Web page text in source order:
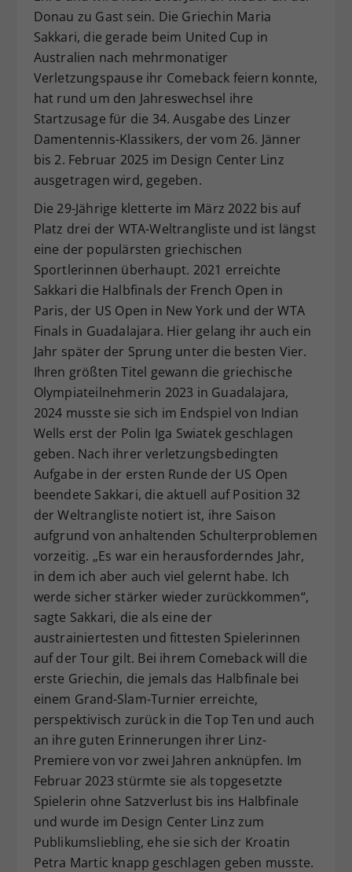
Donau zu Gast sein. Die Griechin Maria
Sakkari, die gerade beim United Cup in
Australien nach mehrmonatiger
Verletzungspause ihr Comeback feiern konnte,
hat rund um den Jahreswechsel ihre
Startzusage für die 34. Ausgabe des Linzer
Damentennis-Klassikers, der vom 26. Jänner
bis 2. Februar 2025 im Design Center Linz
ausgetragen wird, gegeben.
Die 29-Jährige kletterte im März 2022 bis auf
Platz drei der WTA-Weltrangliste und ist längst
eine der populärsten griechischen
Sportlerinnen überhaupt. 2021 erreichte
Sakkari die Halbfinals der French Open in
Paris, der US Open in New York und der WTA
Finals in Guadalajara. Hier gelang ihr auch ein
Jahr später der Sprung unter die besten Vier.
Ihren größten Titel gewann die griechische
Olympiateilnehmerin 2023 in Guadalajara,
2024 musste sie sich im Endspiel von Indian
Wells erst der Polin Iga Swiatek geschlagen
geben. Nach ihrer verletzungsbedingten
Aufgabe in der ersten Runde der US Open
beendete Sakkari, die aktuell auf Position 32
der Weltrangliste notiert ist, ihre Saison
aufgrund von anhaltenden Schulterproblemen
vorzeitig. „Es war ein herausforderndes Jahr,
in dem ich aber auch viel gelernt habe. Ich
werde sicher stärker wieder zurückkommen“,
sagte Sakkari, die als eine der
austrainiertesten und fittesten Spielerinnen
auf der Tour gilt. Bei ihrem Comeback will die
erste Griechin, die jemals das Halbfinale bei
einem Grand-Slam-Turnier erreichte,
perspektivisch zurück in die Top Ten und auch
an ihre guten Erinnerungen ihrer Linz-
Premiere von vor zwei Jahren anknüpfen. Im
Februar 2023 stürmte sie als topgesetzte
Spielerin ohne Satzverlust bis ins Halbfinale
und wurde im Design Center Linz zum
Publikumsliebling, ehe sie sich der Kroatin
Petra Martic knapp geschlagen geben musste.
Zweck
Dieser Wert speichert Ihre Consent-
Einstellungen. Unter anderem eine
zufällig generierte ID, für die
historische Speicherung Ihrer
vorgenommen Einstellungen, falls der
Webseiten-Betreiber dies eingestellt
hat.